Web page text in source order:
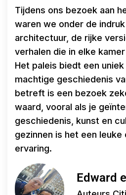
Tijdens ons bezoek aan
waren we onder de
architectuur, de rijke
verhalen die in elke
Het paleis biedt een
machtige geschiedenis
betreft is een bezoek
waard, vooral als je
geschiedenis, kunst en
gezinnen is het een leuke
ervaring.
Edward